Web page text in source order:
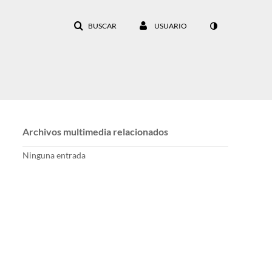
BUSCAR USUARIO
Archivos multimedia relacionados
Ninguna entrada